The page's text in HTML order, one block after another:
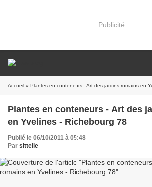
Publicité
Accueil » Plantes en conteneurs - Art des jardins romains en
Plantes en conteneurs - Art des
en Yvelines - Richebourg 78
Publié le 06/10/2011 à 05:48
Par sittelle